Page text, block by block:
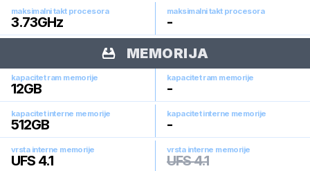
maksimalni takt procesora
3.73GHz
maksimalni takt procesora
-
MEMORIJA
kapacitet ram memorije
12GB
kapacitet ram memorije
-
kapacitet interne memorije
512GB
kapacitet interne memorije
-
vrsta interne memorije
UFS 4.1
vrsta interne memorije
UFS 4.1